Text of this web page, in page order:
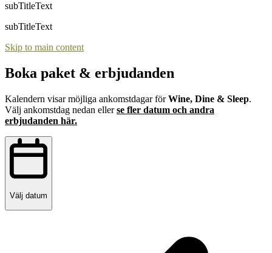
subTitleText
subTitleText
Skip to main content
Boka paket & erbjudanden
Kalendern visar möjliga ankomstdagar förWine, Dine & Sleep.
Välj ankomstdag nedan ellerse fler datum och andra
erbjudanden här.
Välj datum